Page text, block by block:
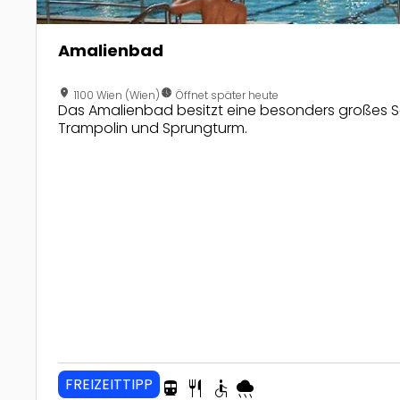
Amalienbad
location_on 1100 Wien (Wien)nest_clock_farsight_analog Öffnet später heute
Das Amalienbad besitzt eine besonders großes
Trampolin und Sprungturm.
FREIZEITTIPP directions_transit restaurant accessible rainy